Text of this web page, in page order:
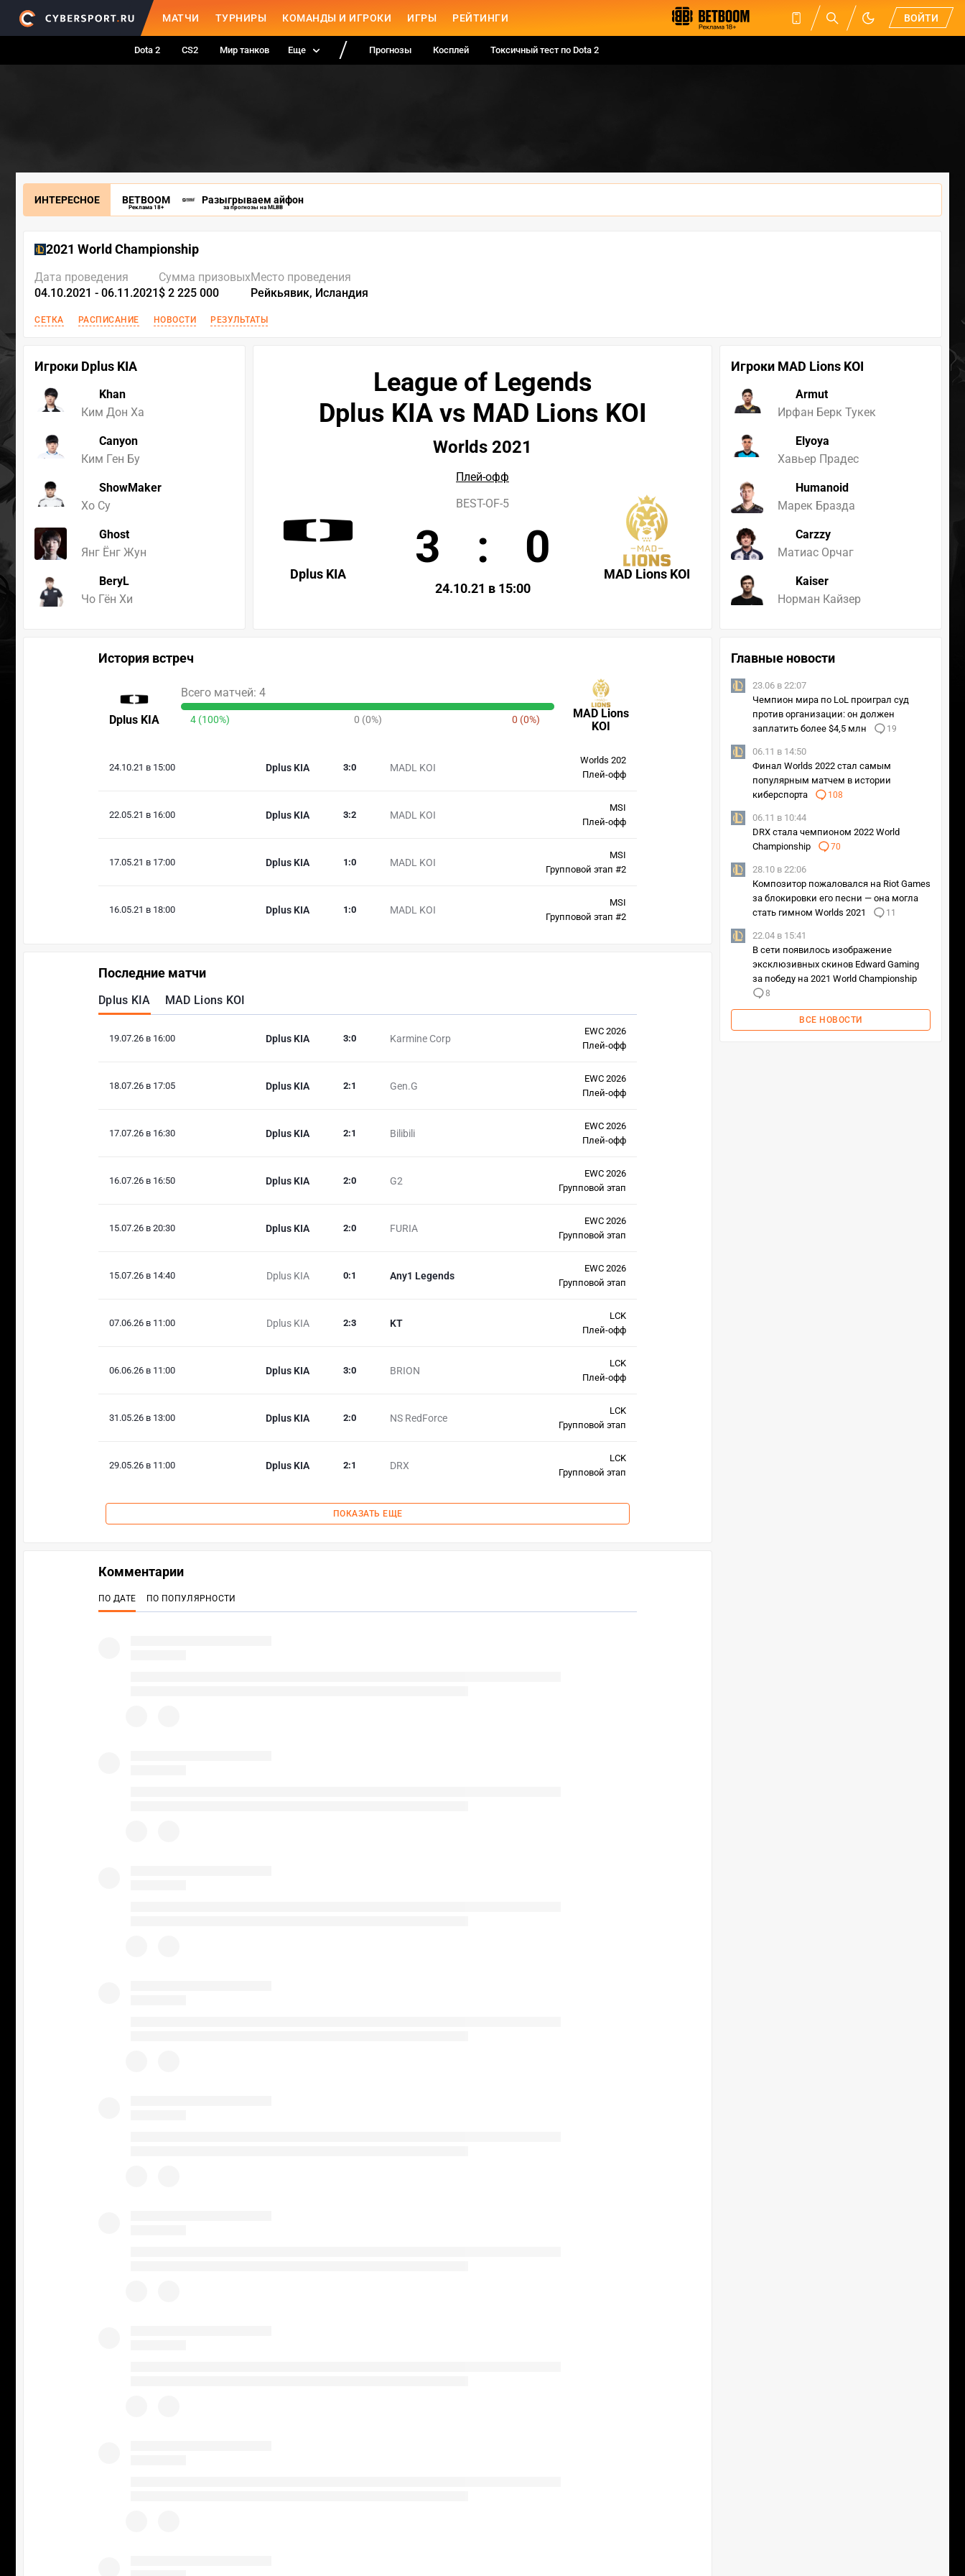
МАТЧИ ТУРНИРЫ КОМАНДЫ И ИГРОКИ ИГРЫ РЕЙТИНГИ ВОЙТИ
Dota 2 CS2 Мир танков Еще Прогнозы Косплей Токсичный тест по Dota 2
ИНТЕРЕСНОЕ BETBOOM
Реклама 18+
Разыгрываем айфон
за прогнозы на MLBB
2021 World Championship
Дата проведения
04.10.2021 - 06.11.2021
Сумма призовых
$ 2 225 000
Место проведения
Рейкьявик, Исландия
СЕТКА РАСПИСАНИЕ НОВОСТИ РЕЗУЛЬТАТЫ
Игроки Dplus KIA
Khan
Ким Дон Ха
Canyon
Ким Ген Бу
ShowMaker
Хо Су
Ghost
Янг Ёнг Жун
BeryL
Чо Гён Хи
Игроки MAD Lions KOI
Armut
Ирфан Берк Тукек
Elyoya
Хавьер Прадес
Humanoid
Марек Бразда
Carzzy
Матиас Орчаг
Kaiser
Норман Кайзер
League of Legends
Dplus KIA vs MAD Lions KOI
Worlds 2021
Плей-офф
Dplus KIA MAD Lions KOI
BEST-OF-5
3 : 0
24.10.21 в 15:00
История встреч
Dplus KIA
MAD Lions
KOI
Всего матчей: 4
4 (100%) 0 (0%) 0 (0%)
24.10.21 в 15:00 Dplus KIA MADL KOI
3:0
Worlds 202
Плей-офф
22.05.21 в 16:00 Dplus KIA MADL KOI
3:2
MSI
Плей-офф
17.05.21 в 17:00 Dplus KIA MADL KOI
1 :0
MSI
Групповой этап #2
16.05.21 в 18:00 Dplus KIA MADL KOI
1 :0
MSI
Групповой этап #2
Последние матчи
Dplus KIA MAD Lions KOI
19.07.26 в 16:00 Dplus KIA Karmine Corp
3:0
EWC 2026
Плей-офф
18.07.26 в 17:05 Dplus KIA Gen.G
2:1
EWC 2026
Плей-офф
17.07.26 в 16:30 Dplus KIA Bilibili
2:1
EWC 2026
Плей-офф
16.07.26 в 16:50 Dplus KIA G2
2:0
EWC 2026
Групповой этап
15.07.26 в 20:30 Dplus KIA FURIA
2:0
EWC 2026
Групповой этап
15.07.26 в 14:40 Dplus KIA Any1 Legends
0:1
EWC 2026
Групповой этап
07.06.26 в 11:00 Dplus KIA KT
2:3
LCK
Плей-офф
06.06.26 в 11:00 Dplus KIA BRION
3:0
LCK
Плей-офф
31.05.26 в 13:00 Dplus KIA NS RedForce
2:0
LCK
Групповой этап
29.05.26 в 11:00 Dplus KIA DRX
2:1
LCK
Групповой этап
ПОКАЗАТЬ ЕЩЕ
Главные новости
23.06 в 22:07
Чемпион мира по LoL проиграл суд
против организации: он должен
заплатить более $4,5 млн
19
06.11 в 14:50
Финал Worlds 2022 стал самым
популярным матчем в истории
киберспорта
108
06.11 в 10:44
DRX стала чемпионом 2022 World
Championship
70
28.10 в 22:06
Композитор пожаловался на Riot Games
за блокировки его песни — она могла
стать гимном Worlds 2021
11
22.04 в 15:41
В сети появилось изображение
эксклюзивных скинов Edward Gaming
за победу на 2021 World Championship
8
ВСЕ НОВОСТИ
Комментарии
ПО ДАТЕ ПО ПОПУЛЯРНОСТИ